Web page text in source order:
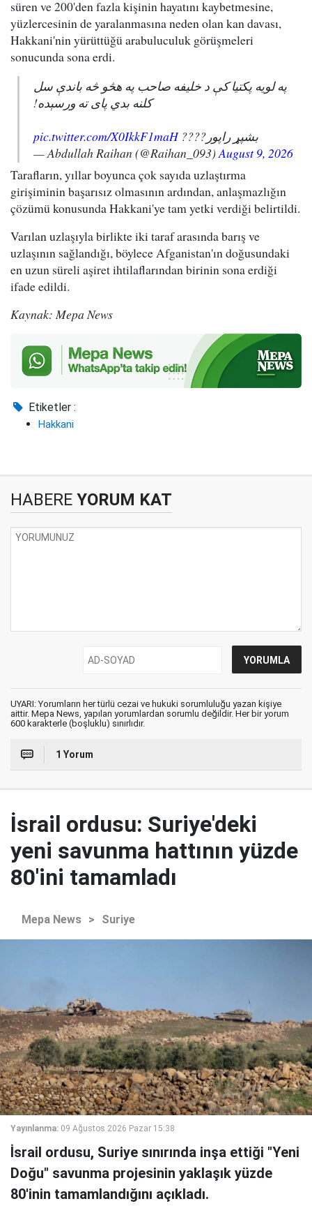
süren ve 200'den fazla kişinin hayatını kaybetmesine,
yüzlercesinin de yaralanmasına neden olan kan davası,
Hakkani'nin yürüttüğü arabuluculuk görüşmeleri
sonucunda sona erdi.
په لویه پکتیا کې د خلیفه صاحب په هڅو څه باندې سل
کلنه بدي پای ته ورسېده!
بشپړ راپور????pic.twitter.com/X0IkkF1maH
— Abdullah Raihan (@Raihan_093)August 9, 2026
Tarafların, yıllar boyunca çok sayıda uzlaştırma
girişiminin başarısız olmasının ardından, anlaşmazlığın
çözümü konusunda Hakkani'ye tam yetki verdiği belirtildi.
Varılan uzlaşıyla birlikte iki taraf arasında barış ve
uzlaşının sağlandığı, böylece Afganistan'ın doğusundaki
en uzun süreli aşiret ihtilaflarından birinin sona erdiği
ifade edildi.
Kaynak: Mepa News
Etiketler :
Hakkani
HABERE YORUM KAT
UYARI: Yorumların her türlü cezai ve hukuki sorumluluğu yazan kişiye
aittir. Mepa News, yapılan yorumlardan sorumlu değildir. Her bir yorum
600 karakterle (boşluklu) sınırlıdır.
1 Yorum
İsrail ordusu: Suriye'deki
yeni savunma hattının yüzde
80'ini tamamladı
Mepa News > Suriye
Yayınlanma: 09 Ağustos 2026 Pazar 15:38
İsrail ordusu, Suriye sınırında inşa ettiği "Yeni
Doğu" savunma projesinin yaklaşık yüzde
80'inin tamamlandığını açıkladı.